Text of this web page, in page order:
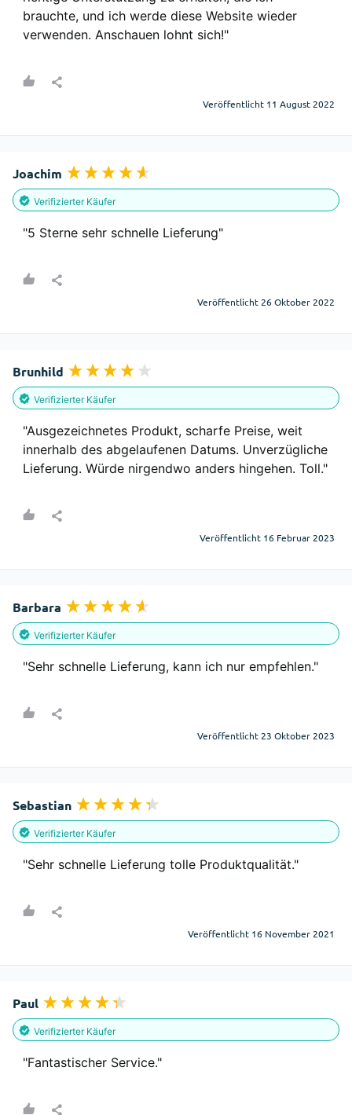
brauchte, und ich werde diese Website wieder
verwenden. Anschauen lohnt sich!"
Veröffentlicht 11 August 2022
Joachim
Verifizierter Käufer
"5 Sterne sehr schnelle Lieferung"
Veröffentlicht 26 Oktober 2022
Brunhild
Verifizierter Käufer
"Ausgezeichnetes Produkt, scharfe Preise, weit
innerhalb des abgelaufenen Datums. Unverzügliche
Lieferung. Würde nirgendwo anders hingehen. Toll."
Veröffentlicht 16 Februar 2023
Barbara
Verifizierter Käufer
"Sehr schnelle Lieferung, kann ich nur empfehlen."
Veröffentlicht 23 Oktober 2023
Sebastian
Verifizierter Käufer
"Sehr schnelle Lieferung tolle Produktqualität."
Veröffentlicht 16 November 2021
Paul
Verifizierter Käufer
"Fantastischer Service."